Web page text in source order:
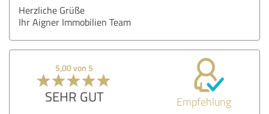
Herzliche Grüße
Ihr Aigner Immobilien Team
5,00 von 5
SEHR GUT Empfehlung